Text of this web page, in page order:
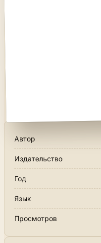
Автор
Издательство
Год
Язык
Просмотров